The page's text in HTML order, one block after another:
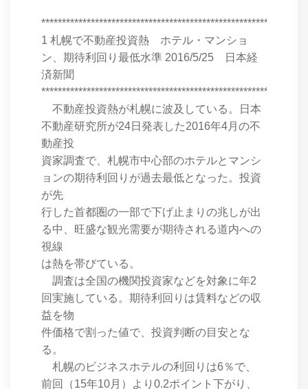
1 札幌で不動産投資熱 ホテル・マンショ
ン、期待利回り最低水準 2016/5/25 日本経
済新聞
不動産投資熱が札幌に波及している。日本
不動産研究所が24日発表した2016年4月の不
動産投
資家調査で、札幌市中心部のホテルとマンシ
ョンの期待利回りが過去最低となった。投資
が先
行した首都圏の一部で下げ止まりの兆しが出
る中、旺盛な観光需要が期待される道内への
視線
は熱を帯びている。
調査は全国の機関投資家などを対象に年2
回実施している。期待利回りは賃料などの収
益を物
件価格で割った値で、投資判断の目安とな
る。
札幌のビジネスホテルの利回りは6％で、
前回（15年10月）より0.2ポイント下がり、